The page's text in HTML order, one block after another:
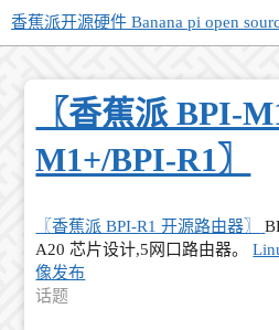
香蕉派开源硬件 Banana pi open
〖香蕉派 BPI-
M1+/BPI-R1〗
〖香蕉派 BPI-R1 开源路由器〗
A20 芯片设计,5网口路由器。
像发布
话题